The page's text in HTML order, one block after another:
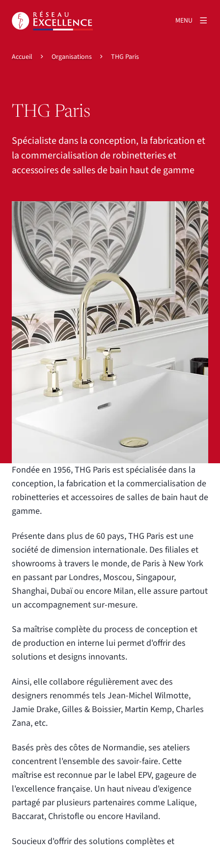
MENU
Accueil Organisations THG Paris
THG Paris
Spécialiste dans la conception, la fabrication et
la commercialisation de robinetteries et
accessoires de salles de bain haut de gamme
Agrandir
Fondée en 1956, THG Paris est spécialisée dans la
conception, la fabrication et la commercialisation de
robinetteries et accessoires de salles de bain haut de
gamme.
Présente dans plus de 60 pays, THG Paris est une
société de dimension internationale. Des filiales et
showrooms à travers le monde, de Paris à New York
en passant par Londres, Moscou, Singapour,
Shanghai, Dubaï ou encore Milan, elle assure partout
un accompagnement sur-mesure.
Sa maîtrise complète du process de conception et
de production en interne lui permet d'offrir des
solutions et designs innovants.
Ainsi, elle collabore régulièrement avec des
designers renommés tels Jean-Michel Wilmotte,
Jamie Drake, Gilles & Boissier, Martin Kemp, Charles
Zana, etc.
Basés près des côtes de Normandie, ses ateliers
concentrent l'ensemble des savoir-faire. Cette
maîtrise est reconnue par le label EPV, gageure de
l'excellence française. Un haut niveau d'exigence
partagé par plusieurs partenaires comme Lalique,
Baccarat, Christofle ou encore Haviland.
Soucieux d'offrir des solutions complètes et